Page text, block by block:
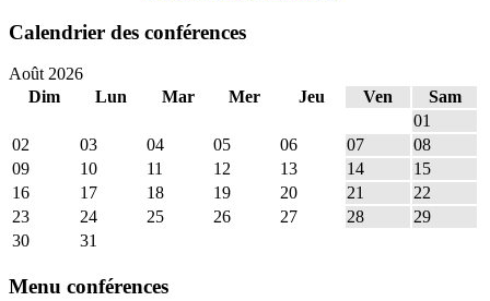
Calendrier des conférences
Août 2026
Dim
Lun Mar Mer Jeu Ven
Sam
01
02
03 04 05 06 07
08
09
10 11 12 13 14
15
16
17 18 19 20 21
22
23
24 25 26 27 28
29
30
31
Menu conférences